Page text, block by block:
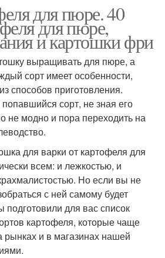
для пюре. 40
для пюре,
и картошки фри
выращивать для пюре, а
сорт имеет особенности,
способов приготовления.
сорт, не зная его
не модно и пора переходить на
для варки от картофеля для
всем: и лежкостью, и
Но если вы не
с ней самому будет
подготовили для вас список
картофеля, которые чаще
рынках и в магазинах нашей